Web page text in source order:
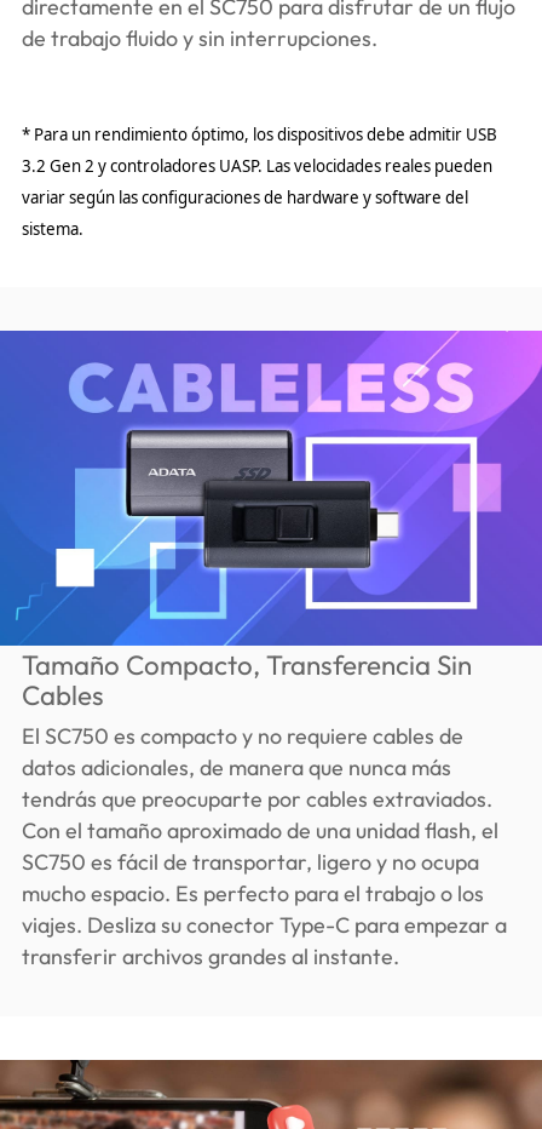
directamente en el SC750 para disfrutar de un flujo
de trabajo fluido y sin interrupciones.
* Para un rendimiento óptimo, los dispositivos debe admitir USB
3.2 Gen 2 y controladores UASP. Las velocidades reales pueden
variar según las configuraciones de hardware y software del
sistema.
Tamaño Compacto, Transferencia Sin
Cables
El SC750 es compacto y no requiere cables de
datos adicionales, de manera que nunca más
tendrás que preocuparte por cables extraviados.
Con el tamaño aproximado de una unidad flash, el
SC750 es fácil de transportar, ligero y no ocupa
mucho espacio. Es perfecto para el trabajo o los
viajes. Desliza su conector Type-C para empezar a
transferir archivos grandes al instante.